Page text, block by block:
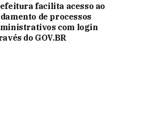
facilita acesso ao
de processos
com login
do GOV.BR